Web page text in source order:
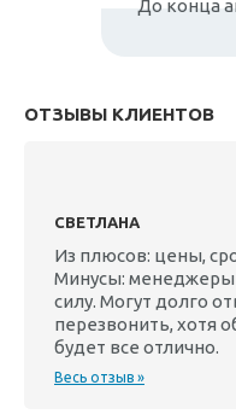
До конца
ОТЗЫВЫ КЛИЕНТОВ
СВЕТЛАНА
Из плюсов: цены,
Минусы: менеджеры
силу. Могут долго
перезвонить, хотя
будет все отлично.
Весь отзыв »